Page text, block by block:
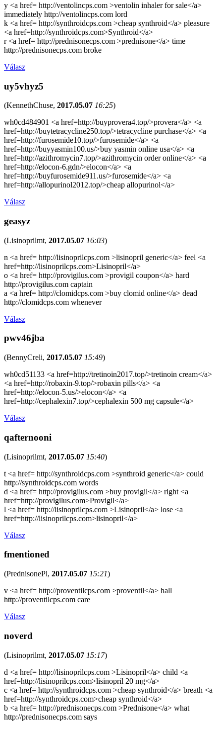
y <a href= http://ventolincps.com >ventolin inhaler for sale</a>
immediately http://ventolincps.com lord
k <a href= http://synthroidcps.com >cheap synthroid</a> pleasure
<a href=http://synthroidcps.com>Synthroid</a>
r <a href= http://prednisonecps.com >prednisone</a> time
http://prednisonecps.com broke
Válasz
uy5vhyz5
(KennethChuse, 2017.05.07 16:25)
wh0cd484901 <a href=http://buyprovera4.top/>provera</a> <a
href=http://buytetracycline250.top/>tetracycline purchase</a> <a
href=http://furosemide10.top/>furosemide</a> <a
href=http://buyyasmin100.us/>buy yasmin online usa</a> <a
href=http://azithromycin7.top/>azithromycin order online</a> <a
href=http://elocon-6.gdn/>elocon</a> <a
href=http://buyfurosemide911.us/>furosemide</a> <a
href=http://allopurinol2012.top/>cheap allopurinol</a>
Válasz
geasyz
(Lisinoprilmt, 2017.05.07 16:03)
n <a href= http://lisinoprilcps.com >lisinopril generic</a> feel <a
href=http://lisinoprilcps.com>Lisinopril</a>
o <a href= http://provigilus.com >provigil coupon</a> hard
http://provigilus.com captain
a <a href= http://clomidcps.com >buy clomid online</a> dead
http://clomidcps.com whenever
Válasz
pwv46jba
(BennyCreli, 2017.05.07 15:49)
wh0cd51133 <a href=http://tretinoin2017.top/>tretinoin cream</a>
<a href=http://robaxin-9.top/>robaxin pills</a> <a
href=http://elocon-5.us/>elocon</a> <a
href=http://cephalexin7.top/>cephalexin 500 mg capsule</a>
Válasz
qafternooni
(Lisinoprilmt, 2017.05.07 15:40)
t <a href= http://synthroidcps.com >synthroid generic</a> could
http://synthroidcps.com words
d <a href= http://provigilus.com >buy provigil</a> right <a
href=http://provigilus.com>Provigil</a>
l <a href= http://lisinoprilcps.com >Lisinopril</a> lose <a
href=http://lisinoprilcps.com>lisinopril</a>
Válasz
fmentioned
(PrednisonePl, 2017.05.07 15:21)
v <a href= http://proventilcps.com >proventil</a> hall
http://proventilcps.com care
Válasz
noverd
(Lisinoprilmt, 2017.05.07 15:17)
d <a href= http://lisinoprilcps.com >Lisinopril</a> child <a
href=http://lisinoprilcps.com>lisinopril 20 mg</a>
c <a href= http://synthroidcps.com >cheap synthroid</a> breath <a
href=http://synthroidcps.com>cheap synthroid</a>
b <a href= http://prednisonecps.com >Prednisone</a> what
http://prednisonecps.com says